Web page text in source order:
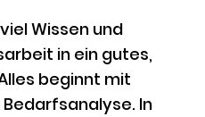
Wissen und
in ein gutes,
beginnt mit
In